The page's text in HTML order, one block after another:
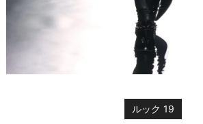
ルック 19